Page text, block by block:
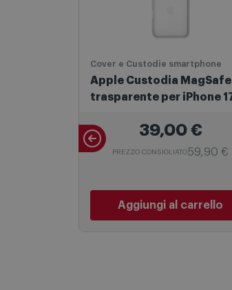
Cover e Custodie smartphone
Apple Custodia MagSafe
Pro Max Mgfw4zm/a
39,00€